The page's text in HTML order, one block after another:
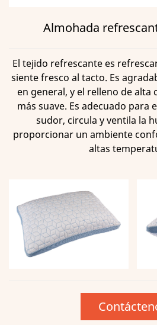
Almohada
El tejido refrescante es
siente fresco al tacto. Es
en general, y el relleno de alta
más suave. Es adecuado para
sudor, circula y ventila la
proporcionar un ambiente
altas